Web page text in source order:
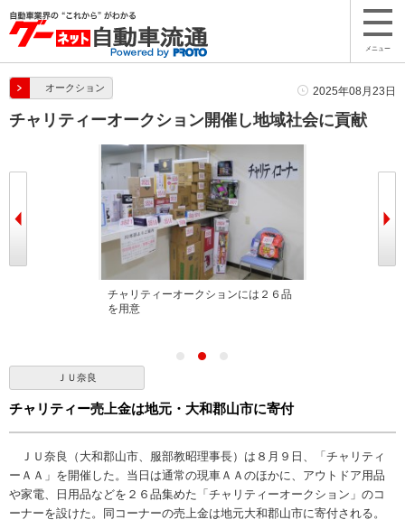
メニュー
オークション 2025年08月23日
チャリティーオークション開催し地域社会に貢献
チャリティーオークションには２６品
を用意
ＪＵ奈良
チャリティー売上金は地元・大和郡山市に寄付
ＪＵ奈良（大和郡山市、服部教昭理事長）は８月９日、「チャリティ
ーＡＡ」を開催した。当日は通常の現車ＡＡのほかに、アウトドア用品
や家電、日用品などを２６品集めた「チャリティーオークション」のコ
ーナーを設けた。同コーナーの売上金は地元大和郡山市に寄付される。